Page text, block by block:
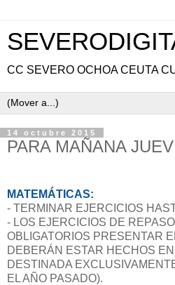
CC SEVERO OCHOA CEUTA
14 octubre 2015
PARA MAÑANA
MATEMÁTICAS:
- TERMINAR EJERCICIOS
- LOS EJERCICIOS DE
OBLIGATORIOS PRESENTAR
DEBERÁN ESTAR HECHOS
DESTINADA
EL AÑO PASADO).